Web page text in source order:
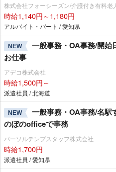
株式会社フォーシーズン/介護付き有料老
時給1,140円～1,180円
アルバイト・パート / 愛知県
NEW
一般事務・OA事務/開始
お仕事
アデコ株式会社
時給1,500円～
派遣社員 / 北海道
NEW
一般事務・OA事務/名駅
のぼのofficeで事務
パーソルテンプスタッフ株式会社
時給1,700円
派遣社員 / 愛知県